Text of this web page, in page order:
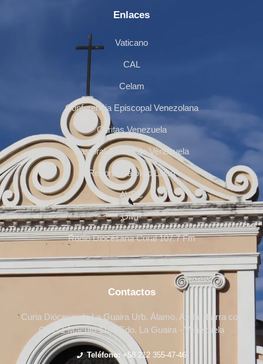
Enlaces
Vaticano
CAL
Celam
Conferencia Episcopal Venezolana
Cáritas Venezuela
Pastoral Juvenil de Venezuela
Reporte Católico Laico
AVEC
OMP
Radio Diocesana Coral 107.7 Fm
Contactos
Curia Diócesis de La Guaira Urb. Álamo, Avda. Ibarra con
Calle 1 Macuto 1164 Edo. La Guaira - Venezuela
Teléfono: +58 212 355-47-46